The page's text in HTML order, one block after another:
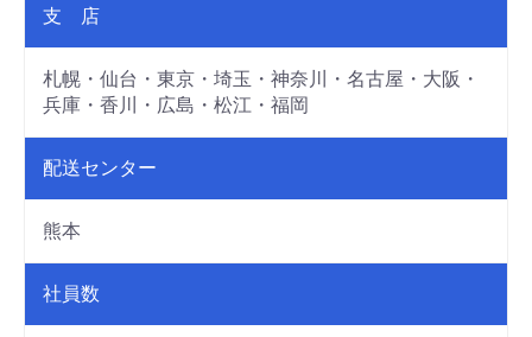
支 店
札幌・仙台・東京・埼玉・神奈川・名古屋・大阪・
兵庫・香川・広島・松江・福岡
配送センター
熊本
社員数